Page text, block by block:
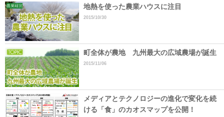
地熱を使った農業ハウスに注目
2015/10/30
町全体が農地 九州最大の広域農場が誕生
2015/11/06
メディアとテクノロジーの進化で変化を続
ける「食」のカオスマップを公開！